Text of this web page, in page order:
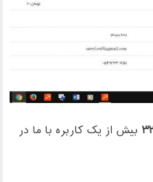
بیش از یک کاربره با ما در